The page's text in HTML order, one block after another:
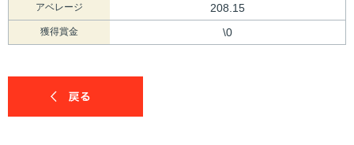
アベレージ 208.15
獲得賞金 \0